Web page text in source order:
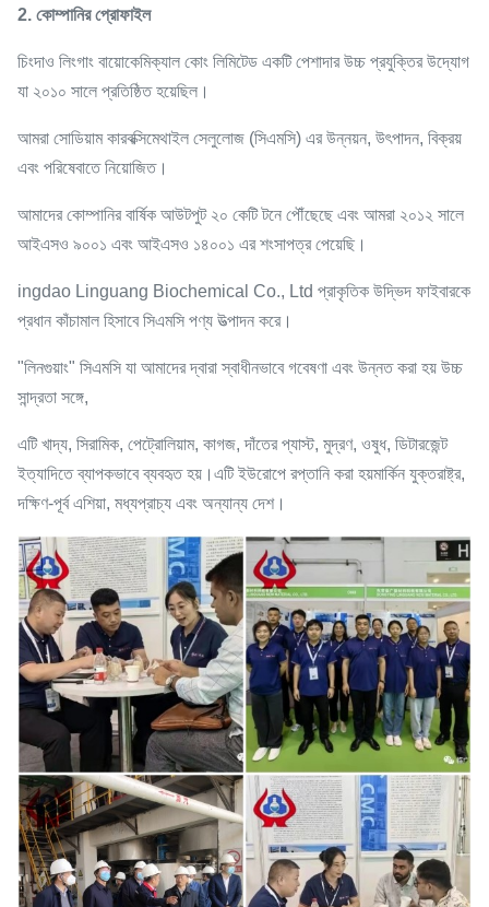
2. কোম্পানির প্রোফাইল
চিংদাও লিংগাং বায়োকেমিক্যাল কোং লিমিটেড একটি পেশাদার উচ্চ প্রযুক্তির উদ্যোগ
যা ২০১০ সালে প্রতিষ্ঠিত হয়েছিল।
আমরা সোডিয়াম কারবক্সিমেথাইল সেলুলোজ (সিএমসি) এর উন্নয়ন, উৎপাদন, বিক্রয়
এবং পরিষেবাতে নিয়োজিত।
আমাদের কোম্পানির বার্ষিক আউটপুট ২০ কেটি টনে পৌঁছেছে এবং আমরা ২০১২ সালে
আইএসও ৯০০১ এবং আইএসও ১৪০০১ এর শংসাপত্র পেয়েছি।
ingdao Linguang Biochemical Co., Ltd প্রাকৃতিক উদ্ভিদ ফাইবারকে
প্রধান কাঁচামাল হিসাবে সিএমসি পণ্য উত্পাদন করে।
"লিনগুয়াং" সিএমসি যা আমাদের দ্বারা স্বাধীনভাবে গবেষণা এবং উন্নত করা হয় উচ্চ
সান্দ্রতা সঙ্গে,
এটি খাদ্য, সিরামিক, পেট্রোলিয়াম, কাগজ, দাঁতের প্যাস্ট, মুদ্রণ, ওষুধ, ডিটারজেন্ট
ইত্যাদিতে ব্যাপকভাবে ব্যবহৃত হয়।এটি ইউরোপে রপ্তানি করা হয়মার্কিন যুক্তরাষ্ট্র,
দক্ষিণ-পূর্ব এশিয়া, মধ্যপ্রাচ্য এবং অন্যান্য দেশ।